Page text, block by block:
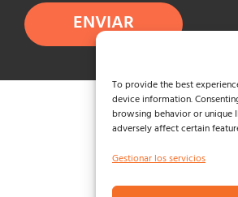
To provide the best
device information.
browsing behavior or unique
adversely affect certain
Gestionar los servicios
ENVIAR